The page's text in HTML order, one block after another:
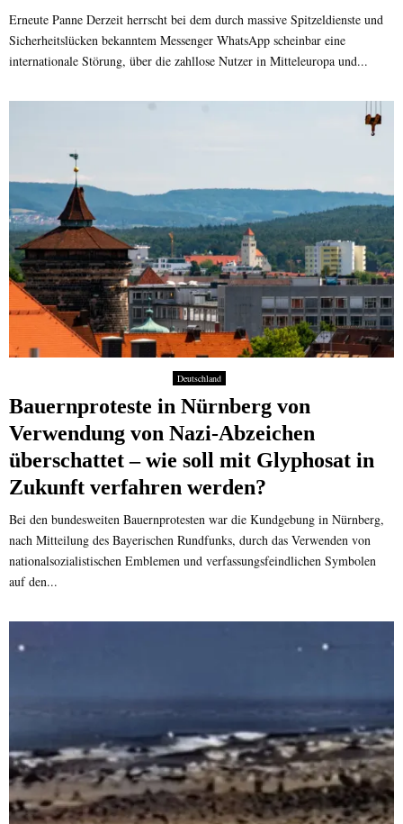
Erneute Panne Derzeit herrscht bei dem durch massive Spitzeldienste und
Sicherheitslücken bekanntem Messenger WhatsApp scheinbar eine
internationale Störung, über die zahllose Nutzer in Mitteleuropa und...
Deutschland
Bauernproteste in Nürnberg von
Verwendung von Nazi-Abzeichen
überschattet – wie soll mit Glyphosat in
Zukunft verfahren werden?
Bei den bundesweiten Bauernprotesten war die Kundgebung in Nürnberg,
nach Mitteilung des Bayerischen Rundfunks, durch das Verwenden von
nationalsozialistischen Emblemen und verfassungsfeindlichen Symbolen
auf den...